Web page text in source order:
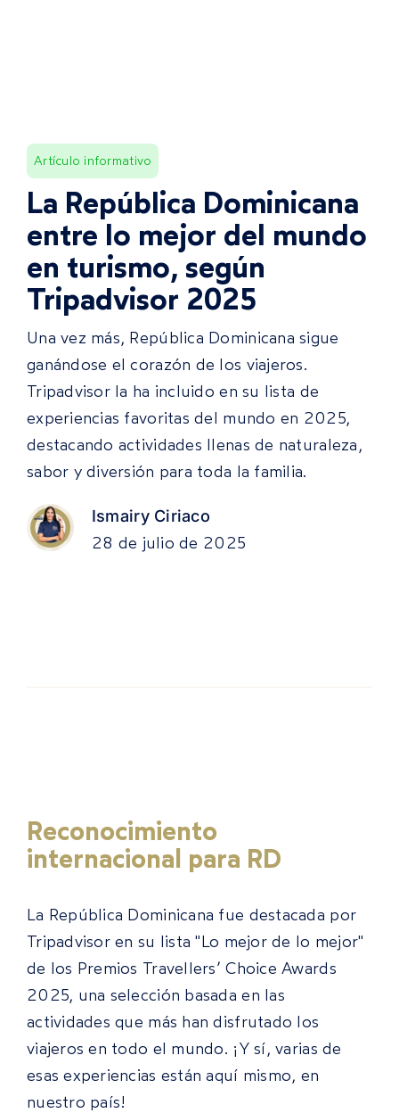
Artículo informativo
La República Dominicana
entre lo mejor del mundo
en turismo, según
Tripadvisor 2025
Una vez más, República Dominicana sigue
ganándose el corazón de los viajeros.
Tripadvisor la ha incluido en su lista de
experiencias favoritas del mundo en 2025,
destacando actividades llenas de naturaleza,
sabor y diversión para toda la familia.
Ismairy Ciriaco
28 de julio de 2025
Reconocimiento
internacional para RD
La República Dominicana fue destacada por
Tripadvisor en su lista "Lo mejor de lo mejor"
de los Premios Travellers’ Choice Awards
2025, una selección basada en las
actividades que más han disfrutado los
viajeros en todo el mundo. ¡Y sí, varias de
esas experiencias están aquí mismo, en
nuestro país!